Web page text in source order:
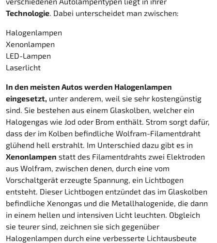
Technologie . Dabei unterscheidet man zwischen:
Halogenlampen
Xenonlampen
LED-Lampen
Laserlicht
In den meisten Autos werden Halogenlampen
eingesetzt, unter anderem, weil sie sehr kostengünstig
sind. Sie bestehen aus einem Glaskolben, welcher ein
Halogengas wie Jod oder Brom enthält. Strom sorgt dafür,
dass der im Kolben befindliche Wolfram-Filamentdraht
glühend hell erstrahlt. Im Unterschied dazu gibt es in
Xenonlampen statt des Filamentdrahts zwei Elektroden
aus Wolfram, zwischen denen, durch eine vom
Vorschaltgerät erzeugte Spannung, ein Lichtbogen
entsteht. Dieser Lichtbogen entzündet das im Glaskolben
befindliche Xenongas und die Metallhalogenide, die dann
in einem hellen und intensiven Licht leuchten. Obgleich
sie teurer sind, zeichnen sie sich gegenüber
Halogenlampen durch eine verbesserte Lichtausbeute